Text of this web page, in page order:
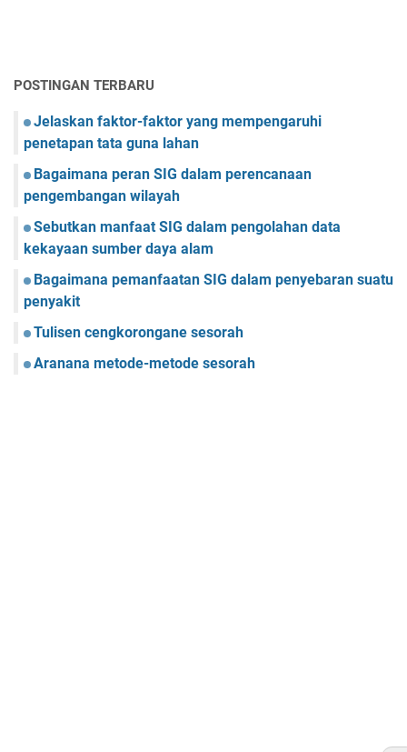
POSTINGAN TERBARU
Jelaskan faktor-faktor yang mempengaruhi
penetapan tata guna lahan
Bagaimana peran SIG dalam perencanaan
pengembangan wilayah
Sebutkan manfaat SIG dalam pengolahan data
kekayaan sumber daya alam
Bagaimana pemanfaatan SIG dalam penyebaran suatu
penyakit
Tulisen cengkorongane sesorah
Aranana metode-metode sesorah